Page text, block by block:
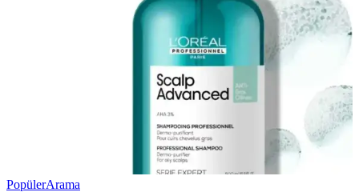
PopülerArama